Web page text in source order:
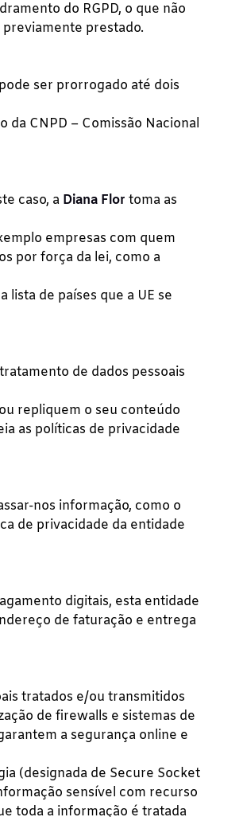
do RGPD, o que não
prestado.
ser prorrogado até dois
CNPD – Comissão Nacional
caso, a Diana Flor toma as
empresas com quem
por força da lei, como a
de países que a UE se
de dados pessoais
ou repliquem o seu conteúdo
as políticas de privacidade
nos informação, como o
de privacidade da entidade
digitais, esta entidade
de faturação e entrega
tratados e/ou transmitidos
de firewalls e sistemas de
a segurança online e
(designada de Secure Socket
sensível com recurso
toda a informação é tratada